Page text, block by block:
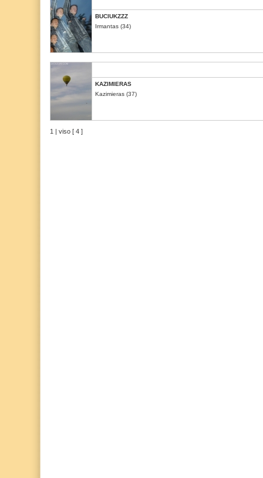
BUCIUKZZZ
Irmantas (34)
KAZIMIERAS
Kazimieras (37)
1 | viso [ 4 ]